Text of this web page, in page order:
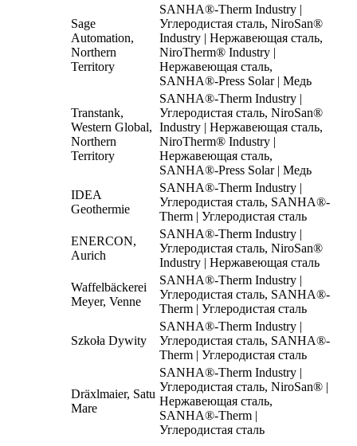
Sage
Automation,
Northern
Territory
SANHA®-Therm Industry |
Углеродистая сталь, NiroSan®
Industry | Нержавеющая сталь,
NiroTherm® Industry |
Нержавеющая сталь,
SANHA®-Press Solar | Медь
Transtank,
Western Global,
Northern
Territory
SANHA®-Therm Industry |
Углеродистая сталь, NiroSan®
Industry | Нержавеющая сталь,
NiroTherm® Industry |
Нержавеющая сталь,
SANHA®-Press Solar | Медь
IDEA
Geothermie
SANHA®-Therm Industry |
Углеродистая сталь, SANHA®-
Therm | Углеродистая сталь
ENERCON,
Aurich
SANHA®-Therm Industry |
Углеродистая сталь, NiroSan®
Industry | Нержавеющая сталь
Waffelbäckerei
Meyer, Venne
SANHA®-Therm Industry |
Углеродистая сталь, SANHA®-
Therm | Углеродистая сталь
Szkoła Dywity
SANHA®-Therm Industry |
Углеродистая сталь, SANHA®-
Therm | Углеродистая сталь
Dräxlmaier, Satu
Mare
SANHA®-Therm Industry |
Углеродистая сталь, NiroSan® |
Нержавеющая сталь,
SANHA®-Therm |
Углеродистая сталь